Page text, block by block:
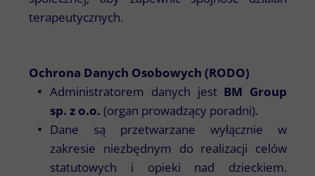
terapeutycznych.
Ochrona Danych Osobowych (RODO)
Administratorem danych jest BM Group
sp. z o.o. (organ prowadzący poradni).
Dane są przetwarzane wyłącznie w
zakresie niezbędnym do realizacji celów
statutowych i opieki nad dzieckiem.